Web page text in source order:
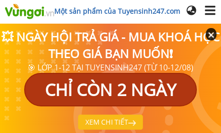
Một sản phẩm của Tuyensinh247.com
💥 NGÀY HỘI TRẢ GIÁ - MUA KHOÁ HỌC
THEO GIÁ BẠN MUỐN❗
🎯 LỚP 1-12 TẠI TUYENSINH247 (TỪ 10-12/08)
CHỈ CÒN 2 NGÀY
XEM CHI TIẾT